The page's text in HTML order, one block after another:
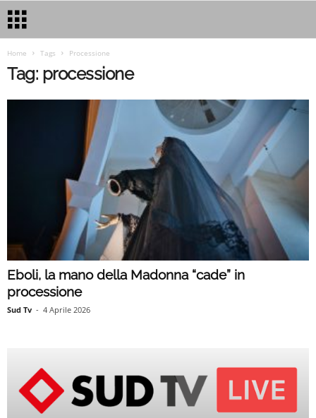
Home Tags Processione
Tag: processione
Eboli, la mano della Madonna “cade” in
processione
Sud Tv - 4 Aprile 2026